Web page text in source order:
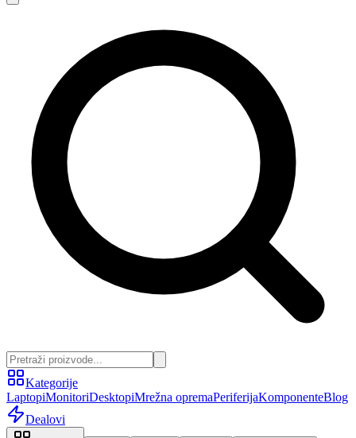
Kategorije
LaptopiMonitoriDesktopiMrežna opremaPeriferijaKomponenteBlog
Dealovi